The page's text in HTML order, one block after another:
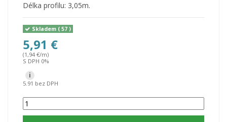
Délka profilu: 3,05m.
Skladem ( 57 )
5,91 €
(1,94 €/m)
S DPH 0%
i
5.91 bez DPH